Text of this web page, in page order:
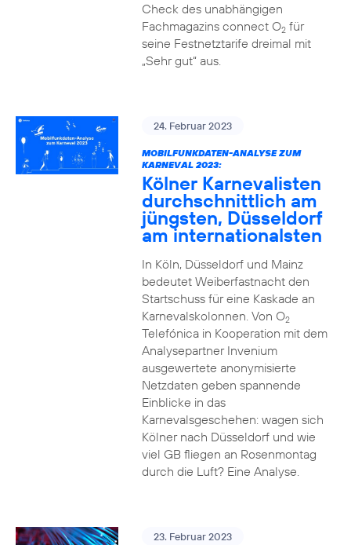
Check des unabhängigen
Fachmagazins connect O2für
seine Festnetztarife dreimal mit
„Sehr gut“ aus.
24. Februar 2023
MOBILFUNKDATEN-ANALYSE ZUM
KARNEVAL 2023:
Kölner Karnevalisten
durchschnittlich am
jüngsten, Düsseldorf
am internationalsten
In Köln, Düsseldorf und Mainz
bedeutet Weiberfastnacht den
Startschuss für eine Kaskade an
Karnevalskolonnen. Von O2
Telefónica in Kooperation mit dem
Analysepartner Invenium
ausgewertete anonymisierte
Netzdaten geben spannende
Einblicke in das
Karnevalsgeschehen: wagen sich
Kölner nach Düsseldorf und wie
viel GB fliegen an Rosenmontag
durch die Luft? Eine Analyse.
23. Februar 2023